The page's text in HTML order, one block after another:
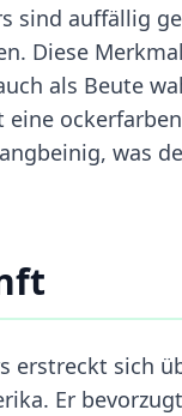
sind auffällig
Diese
als Beute
eine
was
erstreckt sich
Er